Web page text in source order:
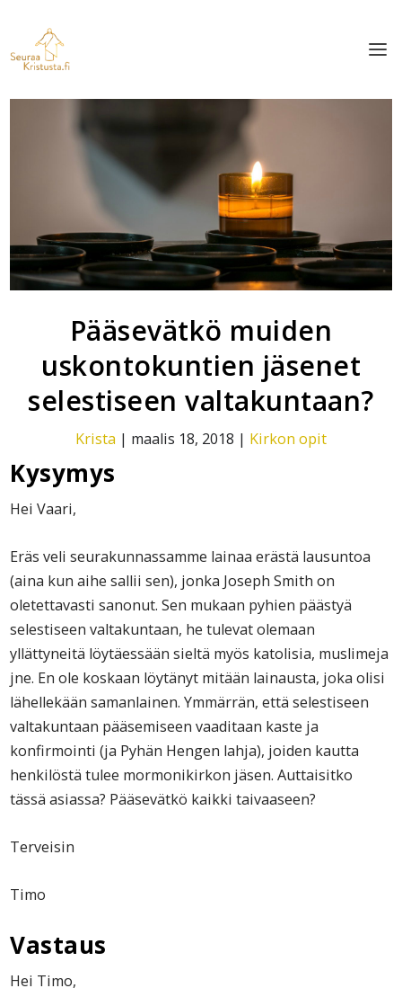
Pääsevätkö muiden
uskontokuntien jäsenet
selestiseen valtakuntaan?
Krista | maalis 18, 2018 | Kirkon opit
Kysymys
Hei Vaari,
Eräs veli seurakunnassamme lainaa erästä lausuntoa
(aina kun aihe sallii sen), jonka Joseph Smith on
oletettavasti sanonut. Sen mukaan pyhien päästyä
selestiseen valtakuntaan, he tulevat olemaan
yllättyneitä löytäessään sieltä myös katolisia, muslimeja
jne. En ole koskaan löytänyt mitään lainausta, joka olisi
lähellekään samanlainen. Ymmärrän, että selestiseen
valtakuntaan pääsemiseen vaaditaan kaste ja
konfirmointi (ja Pyhän Hengen lahja), joiden kautta
henkilöstä tulee mormonikirkon jäsen. Auttaisitko
tässä asiassa? Pääsevätkö kaikki taivaaseen?
Terveisin
Timo
Vastaus
Hei Timo,